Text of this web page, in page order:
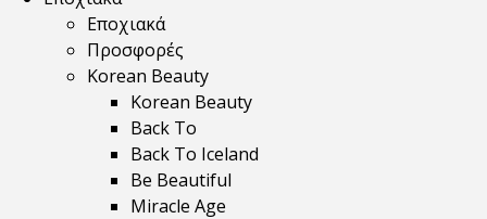
Εποχιακά
Προσφορές
Korean Beauty
Korean Beauty
Back To
Back To Iceland
Be Beautiful
Miracle Age